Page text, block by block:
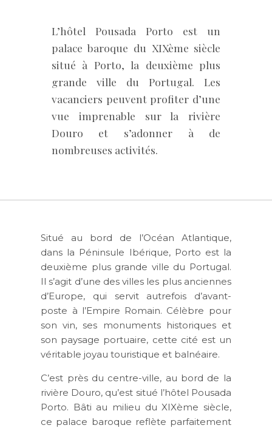
L’hôtel Pousada Porto est un
palace baroque du XIXème siècle
situé à Porto, la deuxième plus
grande ville du Portugal. Les
vacanciers peuvent profiter d’une
vue imprenable sur la rivière
Douro et s’adonner à de
nombreuses activités.
Situé au bord de l’Océan Atlantique,
dans la Péninsule Ibérique, Porto est la
deuxième plus grande ville du Portugal.
Il s’agit d’une des villes les plus anciennes
d’Europe, qui servit autrefois d’avant-
poste à l’Empire Romain. Célèbre pour
son vin, ses monuments historiques et
son paysage portuaire, cette cité est un
véritable joyau touristique et balnéaire.
C’est près du centre-ville, au bord de la
rivière Douro, qu’est situé l’hôtel Pousada
Porto. Bâti au milieu du XIXème siècle,
ce palace baroque reflète parfaitement